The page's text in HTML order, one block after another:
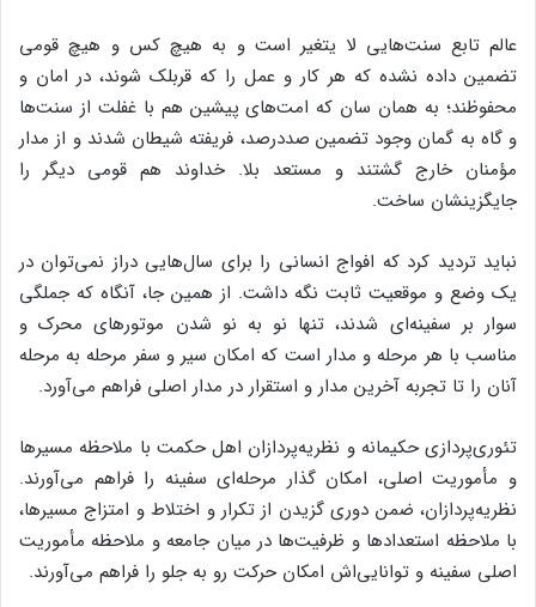
عالم تابع سنت‌هایی لا یتغیر است و به هیچ کس و هیچ قومی
تضمین داده نشده که هر کار و عمل را که قربلک شوند، در امان و
محفوظند؛ به همان سان که امت‌های پیشین هم با غفلت از سنت‌ها
و گاه به گمان وجود تضمین صددرصد، فریفته شیطان شدند و از مدار
مؤمنان خارج گشتند و مستعد بلا. خداوند هم قومی دیگر را
جایگزینشان ساخت.
نباید تردید کرد که افواج انسانی را برای سال‌هایی دراز نمی‌توان در
یک وضع و موقعیت ثابت نگه داشت. از همین جا، آنگاه که جملگی
سوار بر سفینه‌ای شدند، تنها نو به نو شدن موتورهای محرک و
مناسب با هر مرحله و مدار است که امکان سیر و سفر مرحله به مرحله
آنان را تا تجربه آخرین مدار و استقرار در مدار اصلی فراهم می‌آورد.
تئوری‌پردازی حکیمانه و نظریه‌پردازان اهل حکمت با ملاحظه مسیرها
و مأموریت اصلی، امکان گذار مرحله‌ای سفینه را فراهم می‌آورند.
نظریه‌پردازان، ضمن دوری گزیدن از تکرار و اختلاط و امتزاج مسیرها،
با ملاحظه استعدادها و ظرفیت‌ها در میان جامعه و ملاحظه مأموریت
اصلی سفینه و توانایی‌اش امکان حرکت رو به جلو را فراهم می‌آورند.